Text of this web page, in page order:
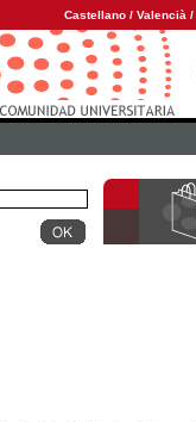
Castellano / Valencià /